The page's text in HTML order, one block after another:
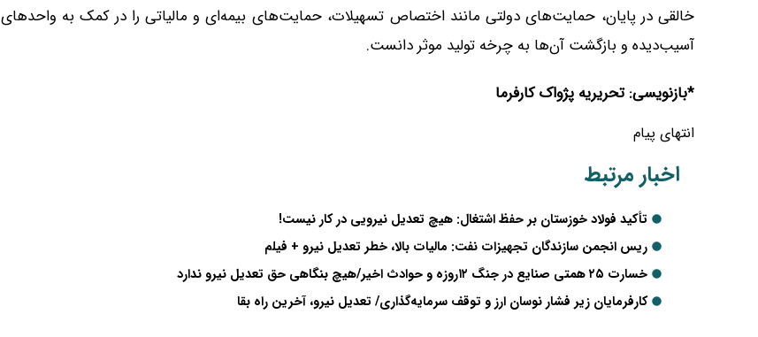
خالقی در پایان، حمایت‌های دولتی مانند اختصاص تسهیلات، حمایت‌های بیمه‌ای و مالیاتی را در کمک به واحدهای
آسیب‌دیده و بازگشت آن‌ها به چرخه تولید موثر دانست.
*بازنویسی: تحریریه پژواک کارفرما
انتهای پیام
اخبار مرتبط
تأکید فولاد خوزستان بر حفظ اشتغال: هیچ تعدیل نیرویی در کار نیست!
ریس انجمن سازندگان تجهیزات نفت: مالیات بالا، خطر تعدیل نیرو + فیلم
خسارت ۲۵ همتی صنایع در جنگ ۱۲روزه و حوادث اخیر/هیچ بنگاهی حق تعدیل نیرو ندارد
کارفرمایان زیر فشار نوسان ارز و توقف سرمایه‌گذاری/ تعدیل نیرو، آخرین راه بقا